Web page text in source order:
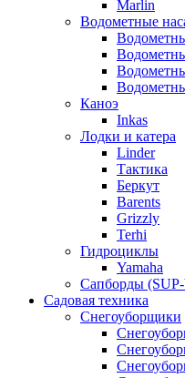
Marlin
Водометные
Каноэ
Inkas
Лодки и катера
Linder
Тактика
Беркут
Barents
Grizzly
Terhi
Гидроциклы
Yamaha
Сапборды
Садовая техника
Снегоуборщики